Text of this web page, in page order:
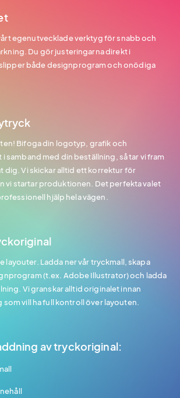
egenutvecklade verktyg för snabb och
Du gör justeringarna direkt i
både designprogram och onödiga
Bifoga din logotyp, grafik och
samband med din beställning, så tar vi fram
dig. Vi skickar alltid ett korrektur för
vi startar produktionen. Det perfekta valet
hjälp hela vägen.
layouter. Ladda ner vår tryckmall, skapa
(t.ex. Adobe Illustrator) och ladda
Vi granskar alltid originalet innan
vill ha full kontroll över layouten.
av tryckoriginal: